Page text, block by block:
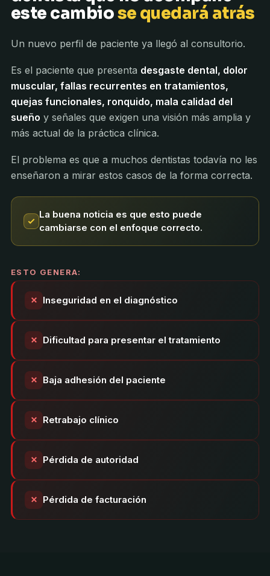
este cambiose quedará atrás
Un nuevo perfil de paciente ya llegó al consultorio.
Es el paciente que presenta desgaste dental, dolor
muscular, fallas recurrentes en tratamientos,
quejas funcionales, ronquido, mala calidad del
sueño y señales que exigen una visión más amplia y
más actual de la práctica clínica.
El problema es que a muchos dentistas todavía no les
enseñaron a mirar estos casos de la forma correcta.
La buena noticia es que esto puede
cambiarse con el enfoque correcto.
ESTO GENERA:
Inseguridad en el diagnóstico
Dificultad para presentar el tratamiento
Baja adhesión del paciente
Retrabajo clínico
Pérdida de autoridad
Pérdida de facturación